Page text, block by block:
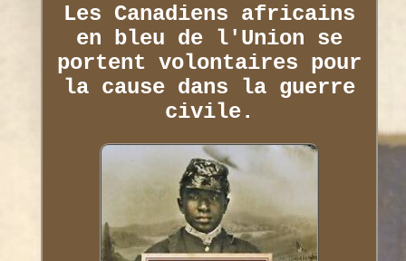
Les Canadiens africains
en bleu de l'Union se
portent volontaires pour
la cause dans la guerre
civile.